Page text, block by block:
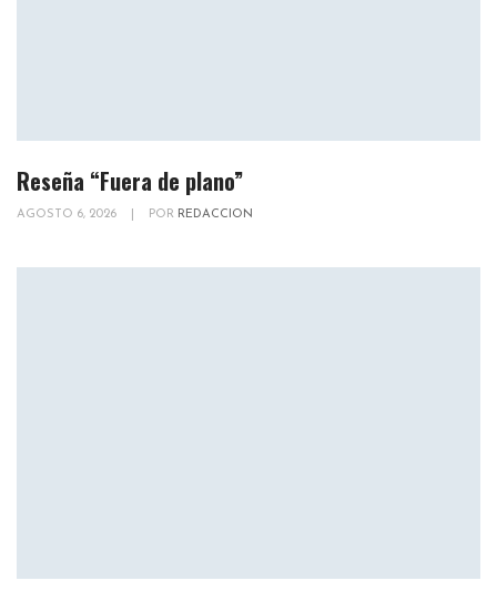
Reseña “Fuera de plano”
AGOSTO 6, 2026 POR REDACCION